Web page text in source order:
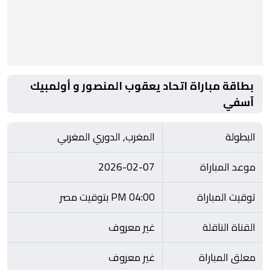
بطاقة مباراة اتحاد يعقوب المنصور و أولمبيك
آسفي
البطولة
المغرب, الدوري المغربي
موعد المباراة
2026-02-07
توقيت المباراة
04:00 PM بتوقيت مصر
القناة الناقلة
غير معروف
معلق المباراة
غير معروف